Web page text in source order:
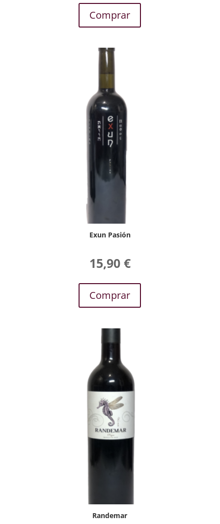
Comprar
Exun Pasión
15,90 €
Comprar
Randemar